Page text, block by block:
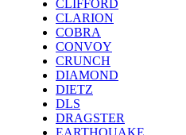
CLIFFORD
CLARION
COBRA
CONVOY
CRUNCH
DIAMOND
DIETZ
DLS
DRAGSTER
EARTHQUAKE